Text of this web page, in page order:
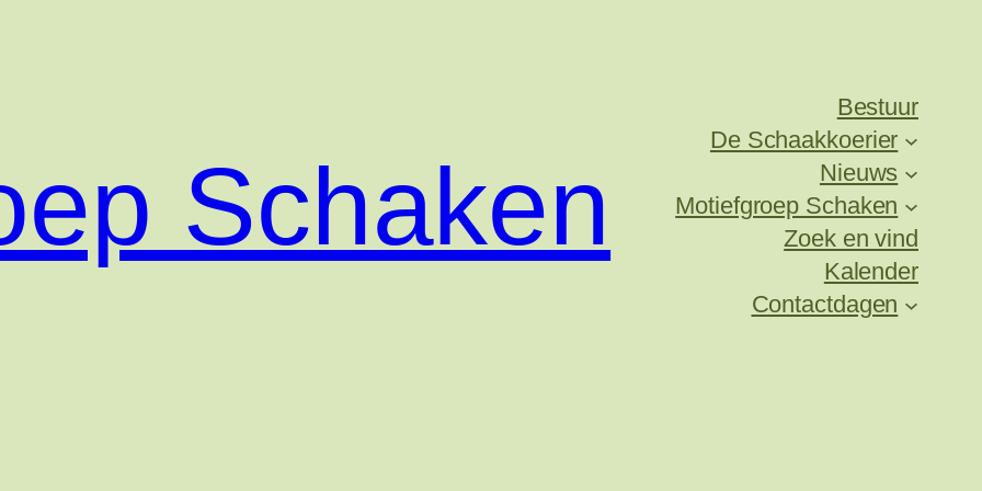
Schaken
Bestuur
De Schaakkoerier
Nieuws
Motiefgroep Schaken
Zoek en vind
Kalender
Contactdagen